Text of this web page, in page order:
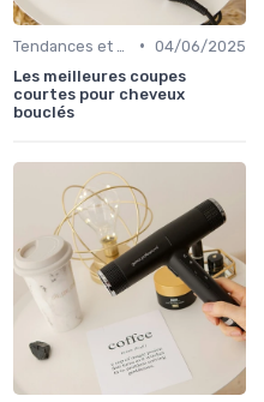
• 04/06/2025
Les meilleures coupes
courtes pour cheveux
bouclés